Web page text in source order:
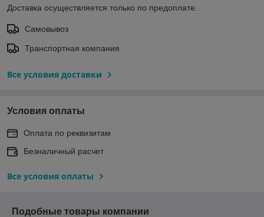
Доставка осуществляется только по предоплате.
Самовывоз
Транспортная компания
Все условия доставки
Условия оплаты
Оплата по реквизитам
Безналичный расчет
Все условия оплаты
Подобные товары компании